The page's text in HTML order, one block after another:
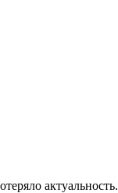
актуальность.